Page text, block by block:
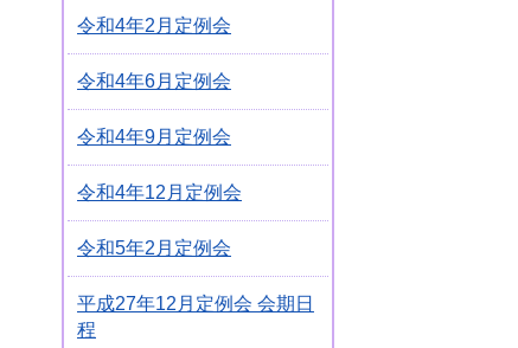
令和4年2月定例会
令和4年6月定例会
令和4年9月定例会
令和4年12月定例会
令和5年2月定例会
平成27年12月定例会 会期日
程